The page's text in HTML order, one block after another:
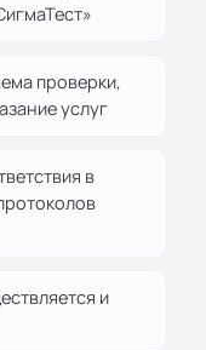
проверки,
услуг
в
и